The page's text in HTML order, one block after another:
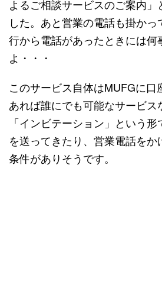
よるご相談サービスのご案内」
した。あと営業の電話も掛か
行から電話があったときには何
よ・・・
このサービス自体はMUFGに
あれば誰にでも可能なサービス
「インビテーション」という
を送ってきたり、営業電話を
条件がありそうです。